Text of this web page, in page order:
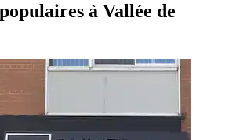
à Vallée de